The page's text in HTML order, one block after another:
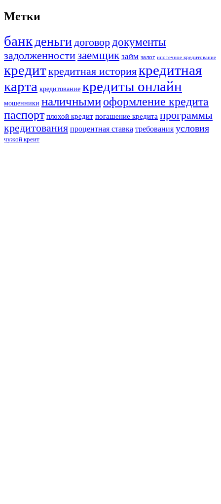
Метки
банк деньги договор документы
задолженностизаемщик займ залог ипотечное кредитование
кредиткредитная историякредитная
карта кредитование кредиты онлайн
мошенники наличнымиоформление кредита
паспорт плохой кредит погашение кредита программы
кредитования процентная ставка требования условия
чужой креит